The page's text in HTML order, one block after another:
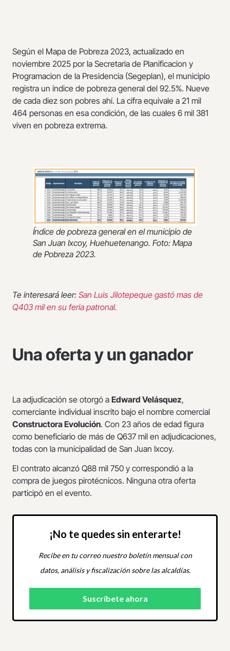
Según el Mapa de Pobreza 2023, actualizado en
noviembre 2025 por la Secretaria de Planificacion y
Programacion de la Presidencia (Segeplan), el municipio
registra un índice de pobreza general del 92.5%. Nueve
de cada diez son pobres ahí. La cifra equivale a 21 mil
464 personas en esa condición, de las cuales 6 mil 381
viven en pobreza extrema.
Índice de pobreza general en el municipio de
San Juan Ixcoy, Huehuetenango. Foto: Mapa
de Pobreza 2023.
Te interesará leer: San Luis Jilotepeque gastó mas de
Q403 mil en su feria patronal.
Una oferta y un ganador
La adjudicación se otorgó a Edward Velásquez,
comerciante individual inscrito bajo el nombre comercial
Constructora Evolución. Con 23 años de edad figura
como beneficiario de más de Q637 mil en adjudicaciones,
todas con la municipalidad de San Juan Ixcoy.
El contrato alcanzó Q88 mil 750 y correspondió a la
compra de juegos pirotécnicos. Ninguna otra oferta
participó en el evento.
¡No te quedes sin enterarte!
Recibe en tu correo nuestro boletín mensual con
datos, análisis y fiscalización sobre las alcaldías.